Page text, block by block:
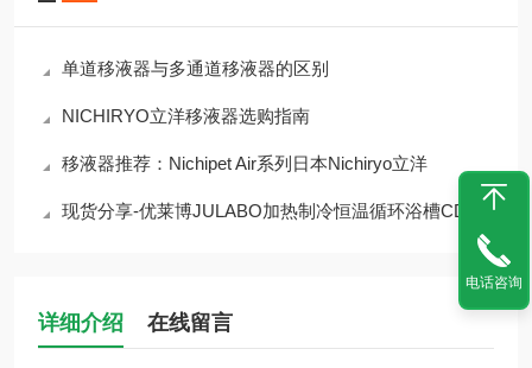
单道移液器与多通道移液器的区别
NICHIRYO立洋移液器选购指南
移液器推荐：Nichipet Air系列日本Nichiryo立洋
现货分享-优莱博JULABO加热制冷恒温循环浴槽CD-600F
详细介绍 在线留言
电话咨询